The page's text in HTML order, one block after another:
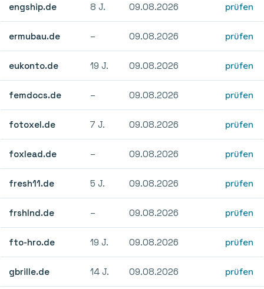
engship.de 8 J. 09.08.2026 prüfen
ermubau.de – 09.08.2026 prüfen
eukonto.de 19 J. 09.08.2026 prüfen
femdocs.de – 09.08.2026 prüfen
fotoxel.de 7 J. 09.08.2026 prüfen
foxlead.de – 09.08.2026 prüfen
fresh11.de 5 J. 09.08.2026 prüfen
frshlnd.de – 09.08.2026 prüfen
fto-hro.de 19 J. 09.08.2026 prüfen
gbrille.de 14 J. 09.08.2026 prüfen